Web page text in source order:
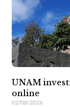
UNAM
online
02/08/2026